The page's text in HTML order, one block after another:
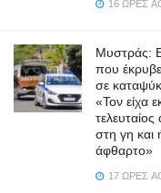
16 ΏΡΕΣ
Μυστράς:
που
σε
«Τον είχα
στη γη και
άφθαρτο»
17 ΏΡΕΣ